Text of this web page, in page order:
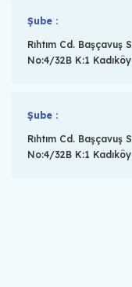
Şube :
Rıhtım Cd. Başçavuş
No:4/32B K:1
Şube :
Rıhtım Cd. Başçavuş
No:4/32B K:1